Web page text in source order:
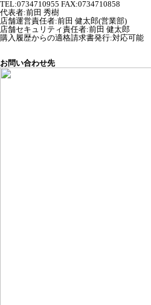
TEL:0734710955 FAX:0734710858
代表者:前田 秀樹
店舗運営責任者:前田 健太郎(営業部)
店舗セキュリティ責任者:前田 健太郎
購入履歴からの適格請求書発行:対応可能
お問い合わせ先